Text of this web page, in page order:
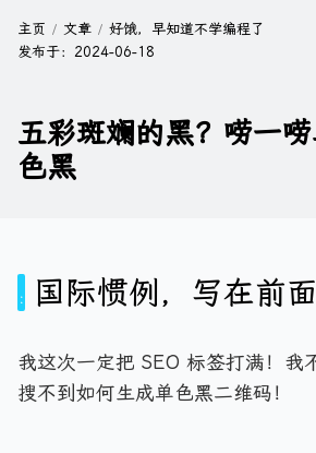
主页 文章
好饿，早知道不学编程了
发布于： 2024-06-18
五彩斑斓的黑？唠一
色黑
国际惯例，写在前面
我这次一定把 SEO 标签打满！我
搜不到如何生成单色黑二维码！